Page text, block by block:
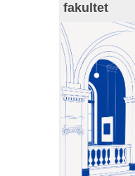
fakultet